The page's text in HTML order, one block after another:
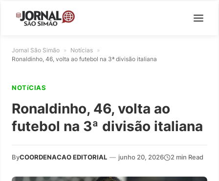
Jornal São Simão » Notícias »
Ronaldinho, 46, volta ao futebol na 3ª divisão italiana
NOTíCIAS
Ronaldinho, 46, volta ao
futebol na 3ª divisão italiana
ByCOORDENACAO EDITORIAL — junho 20, 2026 2 min Read